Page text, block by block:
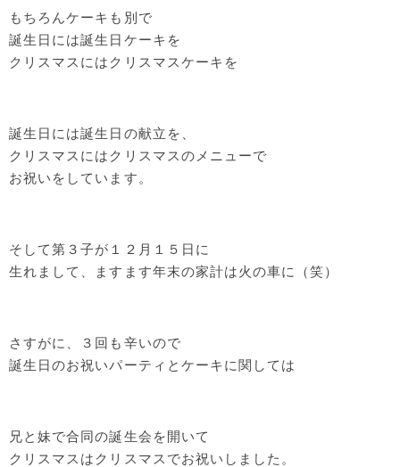
もちろんケーキも別で
誕生日には誕生日ケーキを
クリスマスにはクリスマスケーキを
誕生日には誕生日の献立を、
クリスマスにはクリスマスのメニューで
お祝いをしています。
そして第３子が１２月１５日に
生れまして、ますます年末の家計は火の車に（笑）
さすがに、３回も辛いので
誕生日のお祝いパーティとケーキに関しては
兄と妹で合同の誕生会を開いて
クリスマスはクリスマスでお祝いしました。